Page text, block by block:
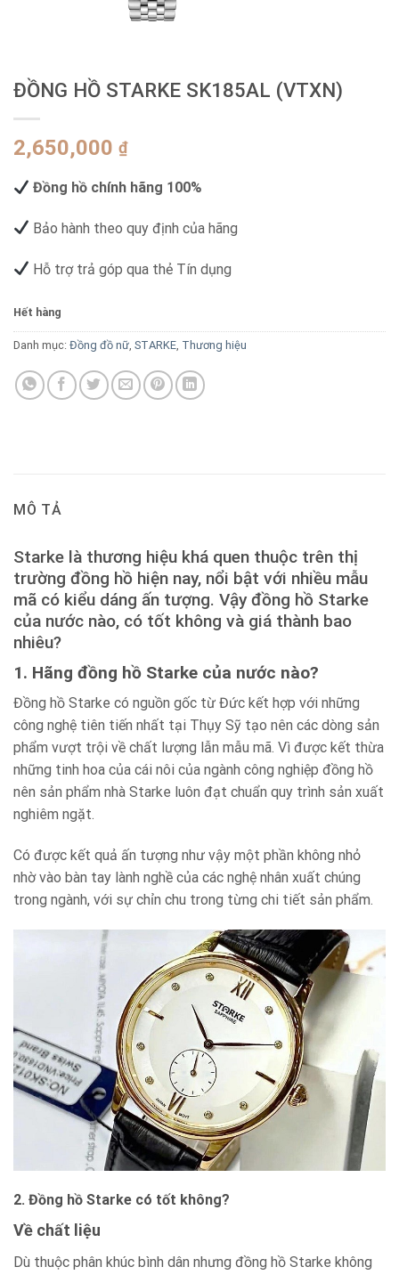
ĐỒNG HỒ STARKE SK185AL (VTXN)
2,650,000 ₫
Đồng hồ chính hãng 100%
Bảo hành theo quy định của hãng
Hỗ trợ trả góp qua thẻ Tín dụng
Hết hàng
Danh mục: Đồng đồ nữ, STARKE, Thương hiệu
MÔ TẢ
Starke là thương hiệu khá quen thuộc trên thị
trường đồng hồ hiện nay, nổi bật với nhiều mẫu
mã có kiểu dáng ấn tượng. Vậy đồng hồ Starke
của nước nào, có tốt không và giá thành bao
nhiêu?
1. Hãng đồng hồ Starke của nước nào?
Đồng hồ Starke có nguồn gốc từ Đức kết hợp với những
công nghệ tiên tiến nhất tại Thụy Sỹ tạo nên các dòng sản
phẩm vượt trội về chất lượng lẫn mẫu mã. Vì được kết thừa
những tinh hoa của cái nôi của ngành công nghiệp đồng hồ
nên sản phẩm nhà Starke luôn đạt chuẩn quy trình sản xuất
nghiêm ngặt.
Có được kết quả ấn tượng như vậy một phần không nhỏ
nhờ vào bàn tay lành nghề của các nghệ nhân xuất chúng
trong ngành, với sự chỉn chu trong từng chi tiết sản phẩm.
2. Đồng hồ Starke có tốt không?
Về chất liệu
Dù thuộc phân khúc bình dân nhưng đồng hồ Starke không